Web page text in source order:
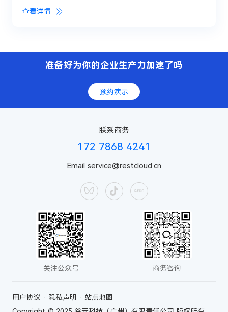
查看详情
准备好为你的企业生产力加速了吗
预约演示
联系商务
172 7868 4241
Email service@restcloud.cn
关注公众号 商务咨询
用户协议 · 隐私声明 · 站点地图